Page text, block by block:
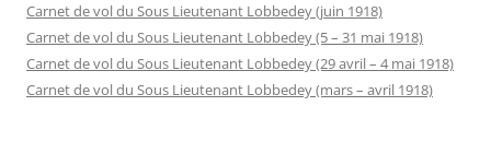
Carnet de vol du Sous Lieutenant Lobbedey (juin 1918)
Carnet de vol du Sous Lieutenant Lobbedey (5 – 31 mai 1918)
Carnet de vol du Sous Lieutenant Lobbedey (29 avril – 4 mai 1918)
Carnet de vol du Sous Lieutenant Lobbedey (mars – avril 1918)